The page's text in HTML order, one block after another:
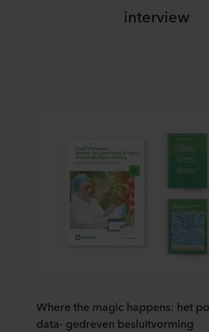
interview
Where the magic happens: het
data- gedreven besluitvorming